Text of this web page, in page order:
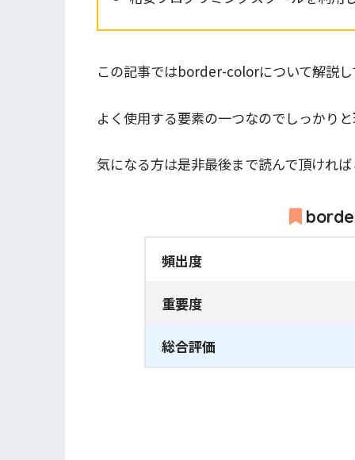
この記事ではborder-colorについて解説
よく使用する要素の一つなのでしっかり
気になる方は是非最後まで読んで頂けれ
頻出度
重要度
総合評価